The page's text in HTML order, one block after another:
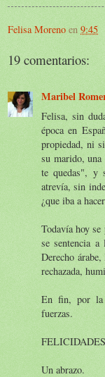
Felisa Moreno en 9:45
19 comentarios:
Maribel
Felisa, sin
época en
propiedad, ni
su marido,
te quedas", y
atrevía, sin
¿que iba a
Todavía hoy
se sentencia
Derecho
rechazada,
En fin, por la
fuerzas.
Un abrazo.